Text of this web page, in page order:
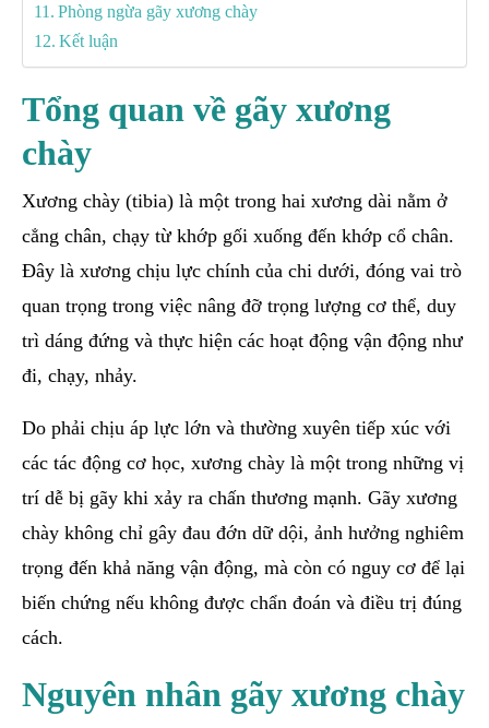
Phòng ngừa gãy xương chày
Kết luận
Tổng quan về gãy xương
chày
Xương chày (tibia) là một trong hai xương dài nằm ở
cẳng chân, chạy từ khớp gối xuống đến khớp cổ chân.
Đây là xương chịu lực chính của chi dưới, đóng vai trò
quan trọng trong việc nâng đỡ trọng lượng cơ thể, duy
trì dáng đứng và thực hiện các hoạt động vận động như
đi, chạy, nhảy.
Do phải chịu áp lực lớn và thường xuyên tiếp xúc với
các tác động cơ học, xương chày là một trong những vị
trí dễ bị gãy khi xảy ra chấn thương mạnh. Gãy xương
chày không chỉ gây đau đớn dữ dội, ảnh hưởng nghiêm
trọng đến khả năng vận động, mà còn có nguy cơ để lại
biến chứng nếu không được chẩn đoán và điều trị đúng
cách.
Nguyên nhân gãy xương chày